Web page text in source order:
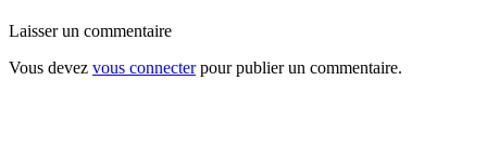
Laisser un commentaire
Vous devez vous connecterpour publier un commentaire.